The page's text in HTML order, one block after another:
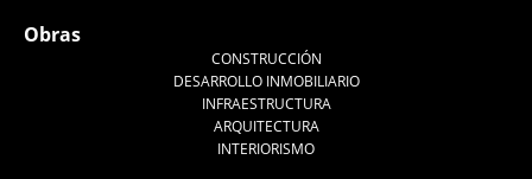
Obras
CONSTRUCCIÓN
DESARROLLO INMOBILIARIO
INFRAESTRUCTURA
ARQUITECTURA
INTERIORISMO